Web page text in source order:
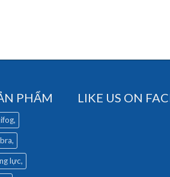
PHẨM
lực
LIKE US ON